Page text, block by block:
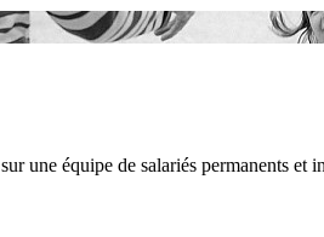
une équipe de salariés permanents et